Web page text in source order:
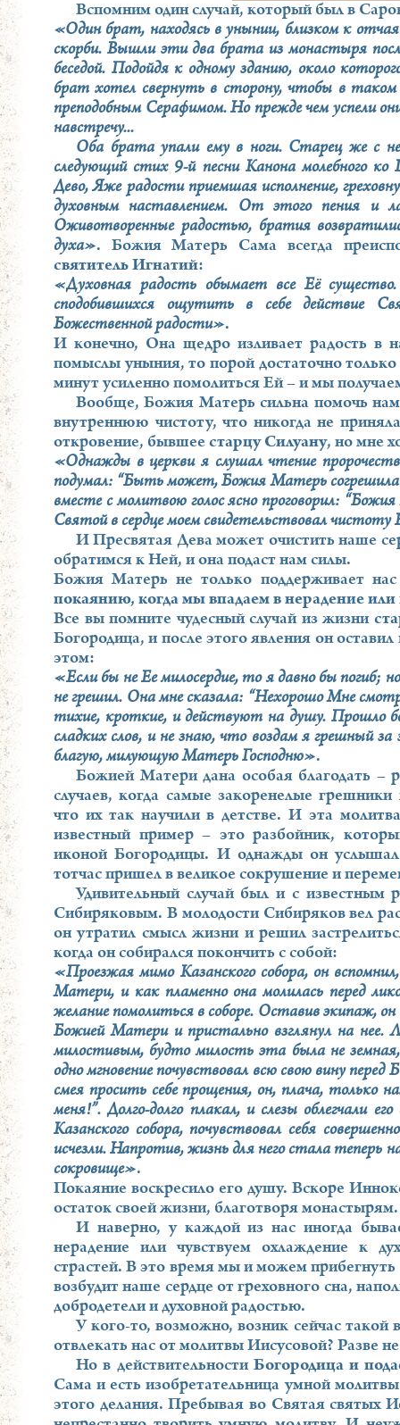
Вспомним один случай, который был в
«Один брат, находясь в унынии, близком к
скорби. Вышли эти два брата из монастыря
беседой. Подойдя к одному зданию, около
брат хотел свернуть в сторону, чтобы в таком
преподобным Серафимом. Но прежде чем успели
навстречу...
Оба брата упали ему в ноги. Старец же с
следующий стих 9-й песни Канона молебного ко
Дево, Яже радости приемшая исполнение,
духовным наставлением. От этого пения и
Оживотворенные радостью, братия
духа». Божия Матерь Сама всегда
святитель Игнатий:
«Духовная радость обымает все Её
сподобившихся ощутить в себе действие
Божественной радости».
И конечно, Она щедро изливает радость в
помыслы уныния, то порой достаточно
минут усиленно помолиться Ей – и мы
Вообще, Божия Матерь сильна помочь
внутреннюю чистоту, что никогда не
откровение, бывшее старцу Силуану, но мне
«Однажды в церкви я слушал чтение
подумал: “Быть может, Божия Матерь согрешила
вместе с молитвою голос ясно проговорил:
Святой в сердце моем свидетельствовал чистоту
И Пресвятая Дева может очистить наше
обратимся к Ней, и она подаст нам силы.
Божия Матерь не только поддерживает
покаянию, когда мы впадаем в нерадение или
Все вы помните чудесный случай из жизни
Богородица, и после этого явления он
этом:
«Если бы не Ее милосердие, то я давно бы
не грешил. Она мне сказала: “Нехорошо Мне
тихие, кроткие, и действуют на душу. Прошло
сладких слов, и не знаю, что воздам я грешный
благую, милующую Матерь Господню».
Божией Матери дана особая благодать –
случаев, когда самые закоренелые
что их так научили в детстве. И эта
известный пример – это разбойник,
иконой Богородицы. И однажды он
тотчас пришел в великое сокрушение и
Удивительный случай был и с известным
Сибиряковым. В молодости Сибиряков вел
он утратил смысл жизни и решил
когда он собирался покончить с собой:
«Проезжая мимо Казанского собора, он
Матери, и как пламенно она молилась перед
желание помолиться в соборе. Оставив экипаж,
Божией Матери и пристально взглянул на
милостивым, будто милость эта была не
одно мгновение почувствовал всю свою вину
смея просить себе прощения, он, плача, только
меня!”. Долго-долго плакал, и слезы облегчали
Казанского собора, почувствовал себя
исчезли. Напротив, жизнь для него стала теперь
сокровище».
Покаяние воскресило его душу. Вскоре
остаток своей жизни, благотворя монастырям.
И наверно, у каждой из нас иногда
нерадение или чувствуем охлаждение к
страстей. В это время мы и можем
возбудит наше сердце от греховного сна,
добродетели и духовной радостью.
У кого-то, возможно, возник сейчас
отвлекать нас от молитвы Иисусовой? Разве
Но в действительности Богородица и
Сама и есть изобретательница умной
этого делания. Пребывая во Святая святых